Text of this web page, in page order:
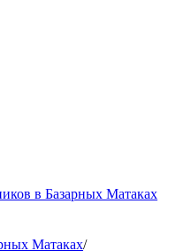
в Базарных Матаках
Матаках/